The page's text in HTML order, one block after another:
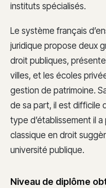
instituts spécialisés.
Le système français
juridique propose deux
droit publiques,
villes, et les écoles
gestion de patrimoine.
de sa part, il est difficile
type d’établissement il
classique en droit
université publique.
Niveau de diplôme